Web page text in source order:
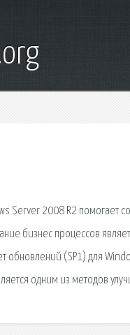
Server 2008 R2 помогает
бизнес процессов
обновлений (SP1) для
одним из методов